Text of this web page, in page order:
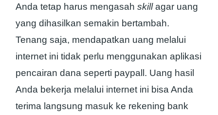
Anda tetap harus mengasah skillagar uang
yang dihasilkan semakin bertambah.
Tenang saja, mendapatkan uang melalui
internet ini tidak perlu menggunakan aplikasi
pencairan dana seperti paypall. Uang hasil
Anda bekerja melalui internet ini bisa Anda
terima langsung masuk ke rekening bank